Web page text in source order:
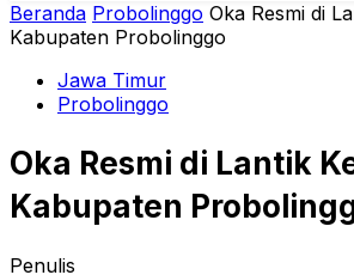
Beranda Probolinggo Oka Resmi di
Kabupaten Probolinggo
Jawa Timur
Probolinggo
Oka Resmi di Lantik
Kabupaten
Penulis